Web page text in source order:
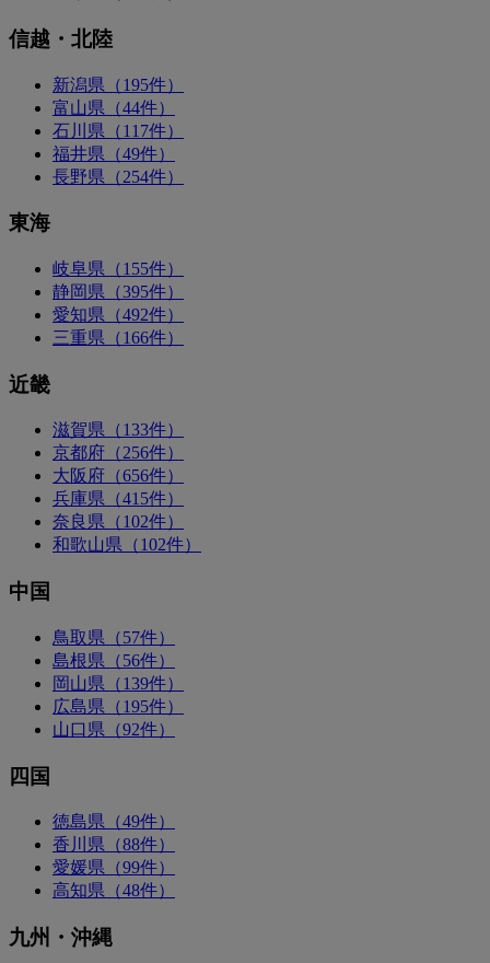
信越・北陸
新潟県（195件）
富山県（44件）
石川県（117件）
福井県（49件）
長野県（254件）
東海
岐阜県（155件）
静岡県（395件）
愛知県（492件）
三重県（166件）
近畿
滋賀県（133件）
京都府（256件）
大阪府（656件）
兵庫県（415件）
奈良県（102件）
和歌山県（102件）
中国
鳥取県（57件）
島根県（56件）
岡山県（139件）
広島県（195件）
山口県（92件）
四国
徳島県（49件）
香川県（88件）
愛媛県（99件）
高知県（48件）
九州・沖縄